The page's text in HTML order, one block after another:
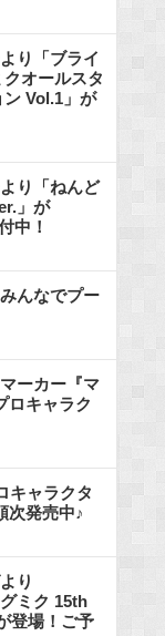
り「ブライ
オールスタ
Vol.1」が
り「ねんど
」が
中！
んなでプー
ーカー『マ
ロキャラク
キャラクタ
次発売中♪
り
ミク 15th
登場！ご予